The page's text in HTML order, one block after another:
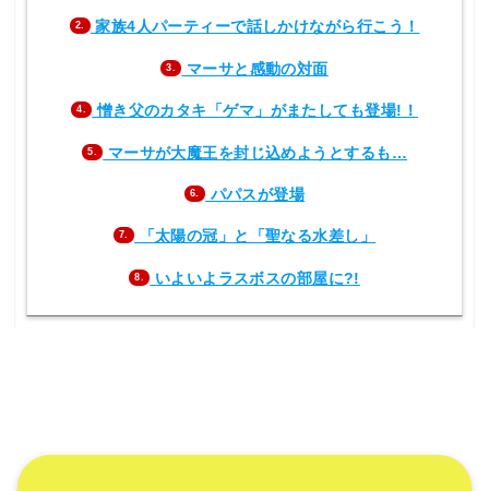
2. 家族4人パーティーで話しかけながら行こう！
3. マーサと感動の対面
4. 憎き父のカタキ「ゲマ」がまたしても登場!！
5. マーサが大魔王を封じ込めようとするも…
6. パパスが登場
7. 「太陽の冠」と「聖なる水差し」
8. いよいよラスボスの部屋に?!